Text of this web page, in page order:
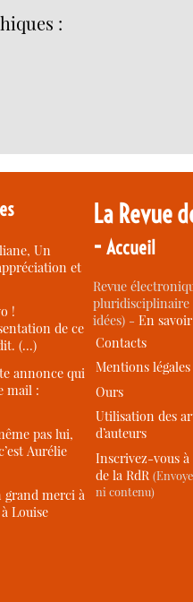
:
Un
et
!
de ce
(…)
annonce qui
mail :
pas lui,
Aurélie
grand merci à
Louise
La Revue
-Accueil
Revue
idées) -En
Contacts
Mentions légales
Ours
Utilisation des
d’auteurs
Inscrivez-vous
de la RdR
ni contenu)